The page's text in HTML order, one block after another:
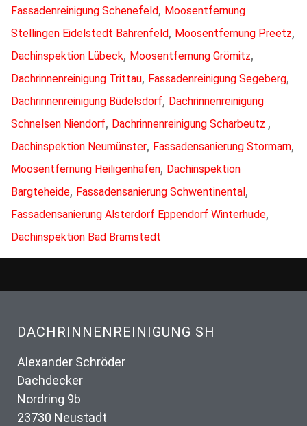
Fassadenreinigung Schenefeld, Moosentfernung
Stellingen Eidelstedt Bahrenfeld, Moosentfernung Preetz,
Dachinspektion Lübeck, Moosentfernung Grömitz,
Dachrinnenreinigung Trittau, Fassadenreinigung Segeberg,
Dachrinnenreinigung Büdelsdorf, Dachrinnenreinigung
Schnelsen Niendorf, Dachrinnenreinigung Scharbeutz ,
Dachinspektion Neumünster, Fassadensanierung Stormarn,
Moosentfernung Heiligenhafen, Dachinspektion
Bargteheide, Fassadensanierung Schwentinental,
Fassadensanierung Alsterdorf Eppendorf Winterhude,
Dachinspektion Bad Bramstedt
DACHRINNENREINIGUNG SH
Alexander Schröder
Dachdecker
Nordring 9b
23730 Neustadt